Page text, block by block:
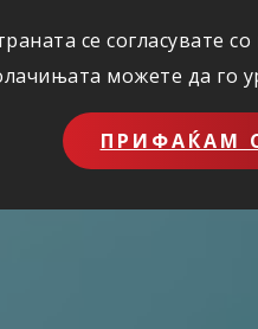
се согласувате
можете да го
ПРИФАЌАМ